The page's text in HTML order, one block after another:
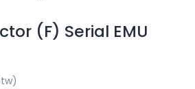
(F) Serial EMU